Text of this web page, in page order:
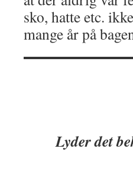
sko, hatte etc.
mange år på
Lyder det